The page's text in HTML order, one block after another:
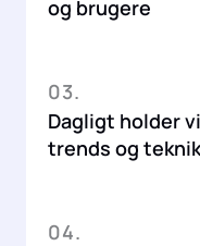
og brugere
03.
Dagligt holder
trends og
04.